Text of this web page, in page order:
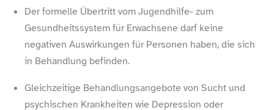
Der formelle Übertritt vom Jugendhilfe- zum
Gesundheitssystem für Erwachsene darf keine
negativen Auswirkungen für Personen haben, die sich
in Behandlung befinden.
Gleichzeitige Behandlungsangebote von Sucht und
psychischen Krankheiten wie Depression oder